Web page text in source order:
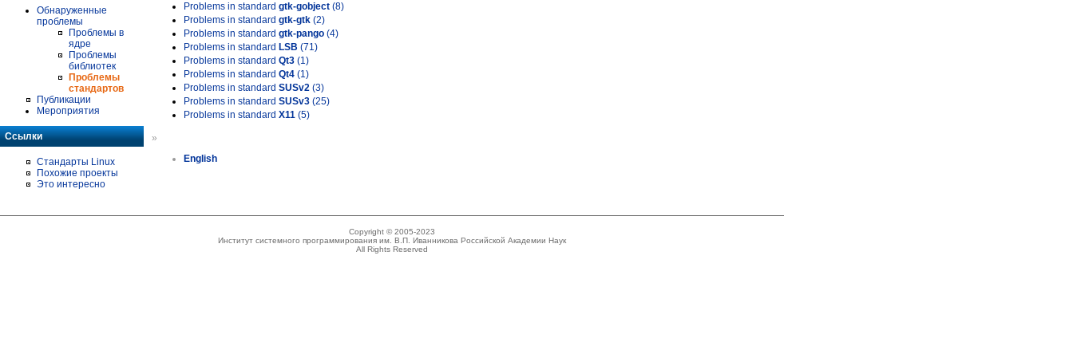
Обнаруженные
проблемы
Проблемы в
ядре
Проблемы
библиотек
Проблемы
стандартов
Публикации
Мероприятия
Ссылки
Стандарты Linux
Похожие проекты
Это интересно
Problems in standard gtk-gobject (8)
Problems in standard gtk-gtk (2)
Problems in standard gtk-pango (4)
Problems in standard LSB (71)
Problems in standard Qt3 (1)
Problems in standard Qt4 (1)
Problems in standard SUSv2 (3)
Problems in standard SUSv3 (25)
Problems in standard X11 (5)
»
English
Copyright © 2005-2023
Институт системного программирования им. В.П. Иванникова Российской Академии Наук
All Rights Reserved